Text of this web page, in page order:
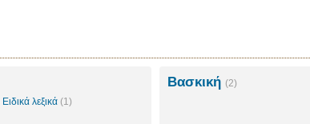
Ειδικά λεξικά (1)
Βασκική (2)